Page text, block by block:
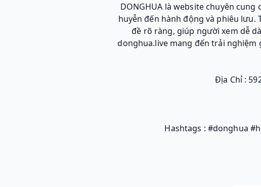
DONGHUA là website chuyên
huyễn đến hành động và phiêu lưu.
đề rõ ràng, giúp người xem dễ
donghua.live mang đến trải nghiệm
Địa Chỉ :
Hashtags : #donghua